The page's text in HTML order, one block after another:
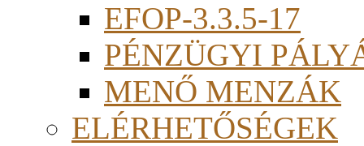
EFOP-3.3.5-17
PÉNZÜGYI
MENŐ MENZÁK
ELÉRHETŐSÉGEK